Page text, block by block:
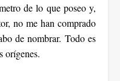
de lo que poseo y,
no me han comprado
de nombrar. Todo es
orígenes.